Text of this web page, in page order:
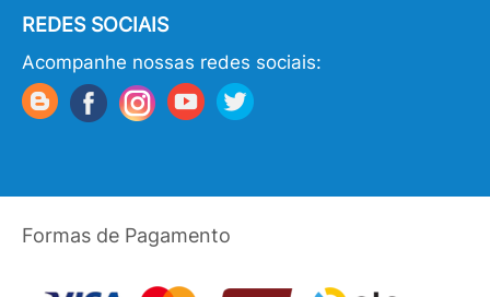
REDES SOCIAIS
Acompanhe nossas redes sociais:
Formas de Pagamento